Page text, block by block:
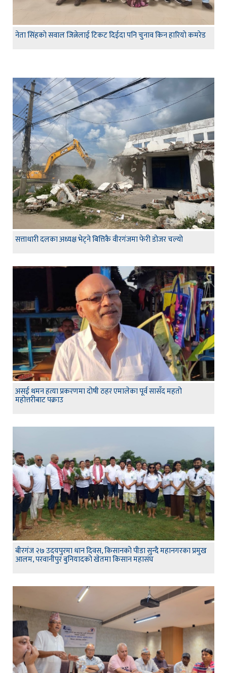
नेता सिंहकाे सवाल जित्नेलाई टिकट दिईदा पनि चुनाव किन हारियाे कमरेड
सत्ताधारी दलका अध्यक्ष भेट्ने बित्तिकै वीरगंजमा फेरी डोजर चल्यो
असई थमन हत्या प्रकरणमा दोषी ठहर एमालेका पूर्व सासँद महतो
महोत्तरीबाट पक्राउ
बीरगंज २७ उदयपुरमा धान दिवस, किसानको पीडा सुन्दै महानगरका प्रमुख
आलम, परवानीपुर बुनियादको खेतमा किसान महासंघ